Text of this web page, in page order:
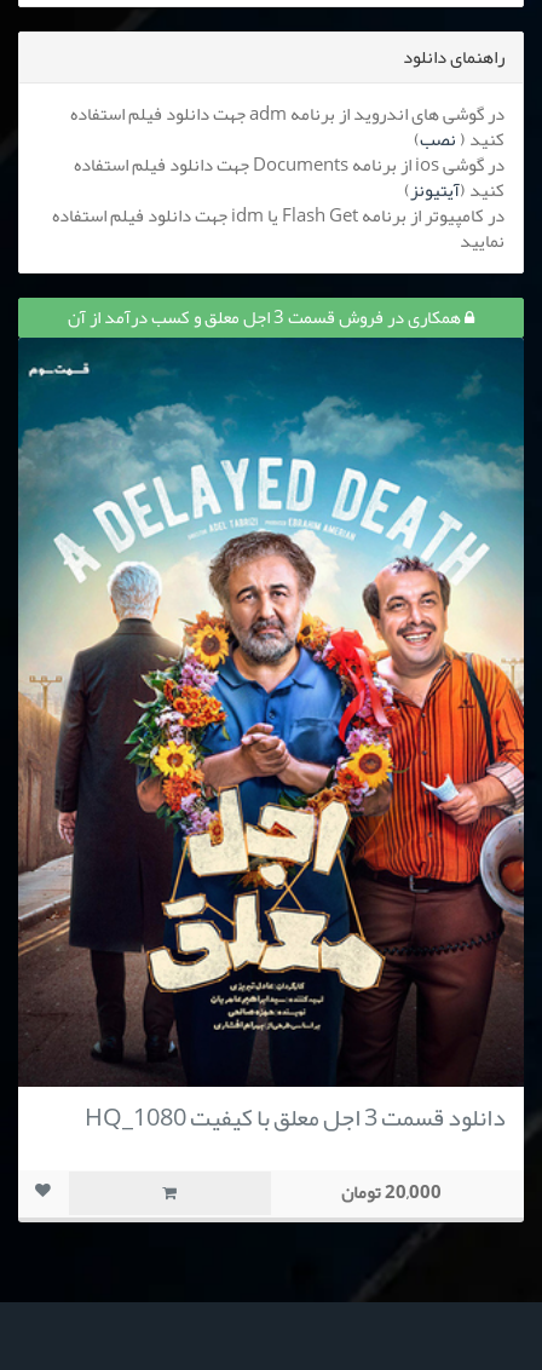
راهنمای دانلود
در گوشی های اندروید از برنامه adm جهت دانلود فیلم استفاده
کنید (نصب)
در گوشی ios از برنامه Documents جهت دانلود فیلم استفاده
کنید (آیتیونز)
در کامپیوتر از برنامه Flash Get یا idm جهت دانلود فیلم استفاده
نمایید
همکاری در فروش قسمت 3 اجل معلق و کسب درآمد از آن
دانلود قسمت 3 اجل معلق با کیفیت HQ_1080
20,000 تومان